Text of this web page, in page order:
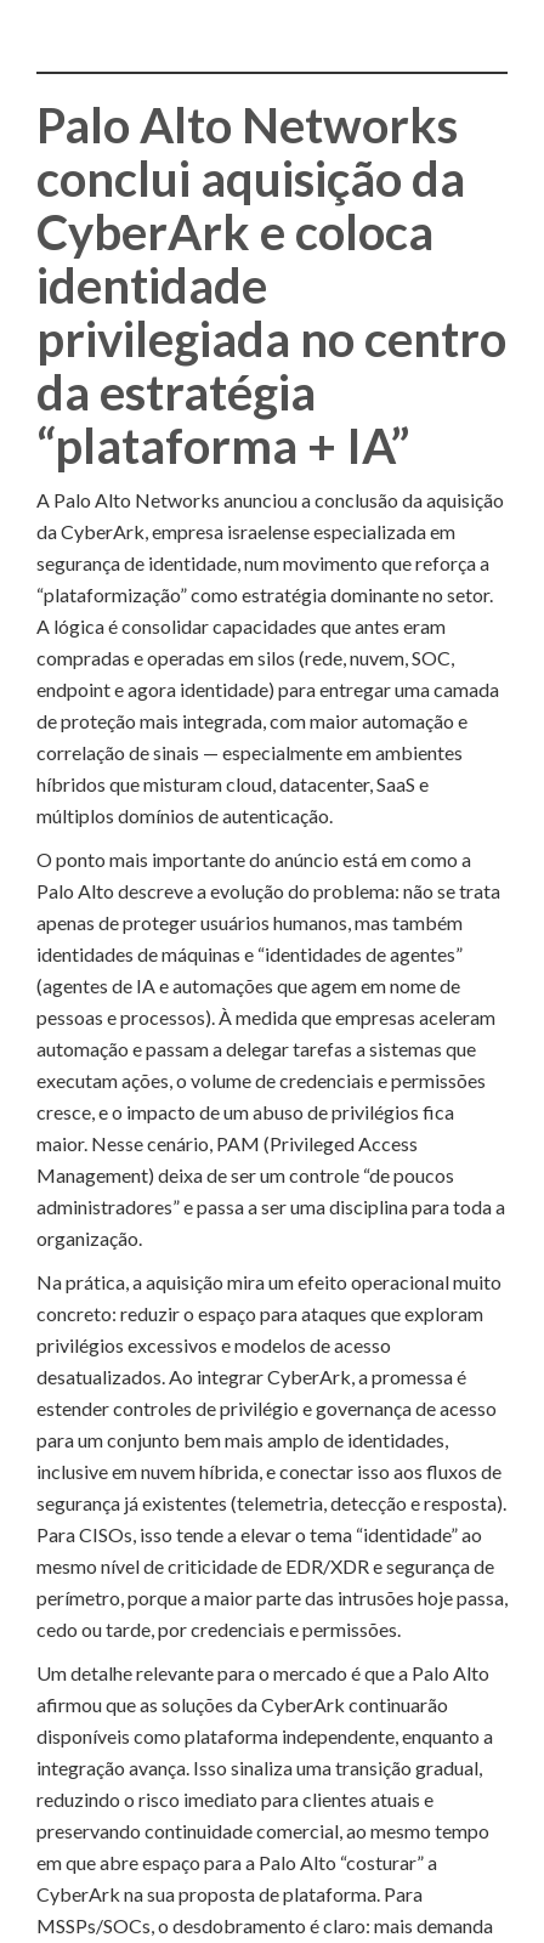
Palo Alto Networks
conclui aquisição da
CyberArk e coloca
identidade
privilegiada no centro
da estratégia
“plataforma + IA”
A Palo Alto Networks anunciou a conclusão da aquisição
da CyberArk, empresa israelense especializada em
segurança de identidade, num movimento que reforça a
“plataformização” como estratégia dominante no setor.
A lógica é consolidar capacidades que antes eram
compradas e operadas em silos (rede, nuvem, SOC,
endpoint e agora identidade) para entregar uma camada
de proteção mais integrada, com maior automação e
correlação de sinais — especialmente em ambientes
híbridos que misturam cloud, datacenter, SaaS e
múltiplos domínios de autenticação.
O ponto mais importante do anúncio está em como a
Palo Alto descreve a evolução do problema: não se trata
apenas de proteger usuários humanos, mas também
identidades de máquinas e “identidades de agentes”
(agentes de IA e automações que agem em nome de
pessoas e processos). À medida que empresas aceleram
automação e passam a delegar tarefas a sistemas que
executam ações, o volume de credenciais e permissões
cresce, e o impacto de um abuso de privilégios fica
maior. Nesse cenário, PAM (Privileged Access
Management) deixa de ser um controle “de poucos
administradores” e passa a ser uma disciplina para toda a
organização.
Na prática, a aquisição mira um efeito operacional muito
concreto: reduzir o espaço para ataques que exploram
privilégios excessivos e modelos de acesso
desatualizados. Ao integrar CyberArk, a promessa é
estender controles de privilégio e governança de acesso
para um conjunto bem mais amplo de identidades,
inclusive em nuvem híbrida, e conectar isso aos fluxos de
segurança já existentes (telemetria, detecção e resposta).
Para CISOs, isso tende a elevar o tema “identidade” ao
mesmo nível de criticidade de EDR/XDR e segurança de
perímetro, porque a maior parte das intrusões hoje passa,
cedo ou tarde, por credenciais e permissões.
Um detalhe relevante para o mercado é que a Palo Alto
afirmou que as soluções da CyberArk continuarão
disponíveis como plataforma independente, enquanto a
integração avança. Isso sinaliza uma transição gradual,
reduzindo o risco imediato para clientes atuais e
preservando continuidade comercial, ao mesmo tempo
em que abre espaço para a Palo Alto “costurar” a
CyberArk na sua proposta de plataforma. Para
MSSPs/SOCs, o desdobramento é claro: mais demanda